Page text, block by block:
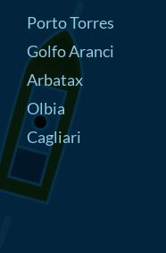
Porto Torres
Golfo Aranci
Arbatax
Olbia
Cagliari